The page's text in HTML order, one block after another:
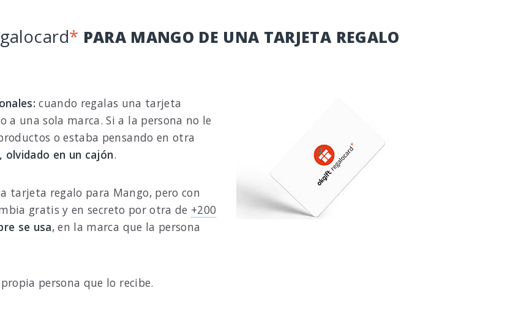
* PARA MANGO DE UNA TARJETA REGALO
cuando regalas una tarjeta
a una sola marca. Si a la persona no le
o estaba pensando en otra
olvidado en un cajón.
tarjeta regalo para Mango, pero con
gratis y en secreto por otra de +200
se usa, en la marca que la persona
persona que lo recibe.